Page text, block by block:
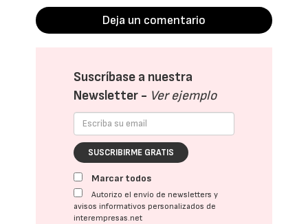
Deja un comentario
Suscríbase a nuestra
Newsletter - Ver ejemplo
SUSCRIBIRME GRATIS
Marcar todos
Autorizo el envío de newsletters y
avisos informativos personalizados de
interempresas.net